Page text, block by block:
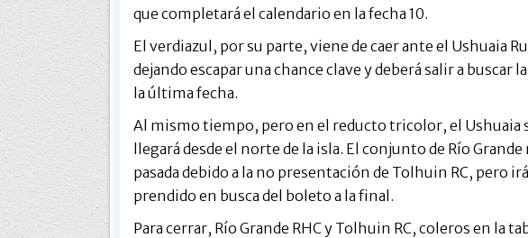
que completará el calendario en la fecha 10.
El verdiazul, por su parte, viene de caer ante el Ushuaia
dejando escapar una chance clave y deberá salir a buscar
la última fecha.
Al mismo tiempo, pero en el reducto tricolor, el Ushuaia
llegará desde el norte de la isla. El conjunto de Río
pasada debido a la no presentación de Tolhuin RC, pero
prendido en busca del boleto a la final.
Para cerrar, Río Grande RHC y Tolhuin RC, coleros en la